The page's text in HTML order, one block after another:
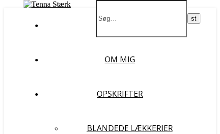
FORSIDE
OM MIG
OPSKRIFTER
BLANDEDE LÆKKERIER